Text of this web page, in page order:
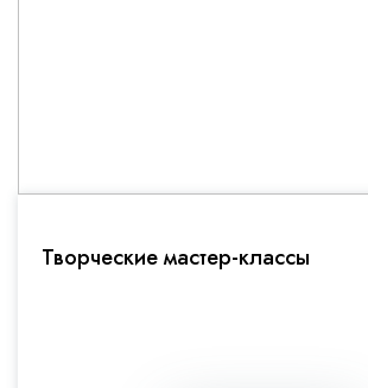
Творческие мастер-классы